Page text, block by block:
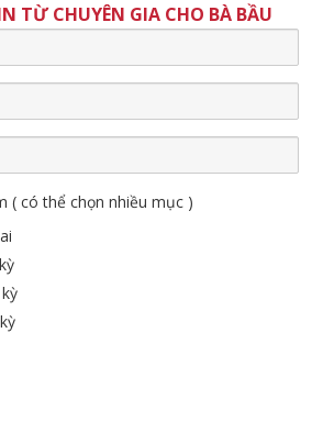
TỪ CHUYÊN GIA CHO BÀ BẦU
( có thể chọn nhiều mục )